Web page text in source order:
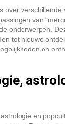
over
van
onderwerpen.
tot nieuwe
en
en